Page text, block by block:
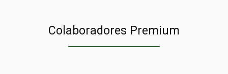
Colaboradores Premium